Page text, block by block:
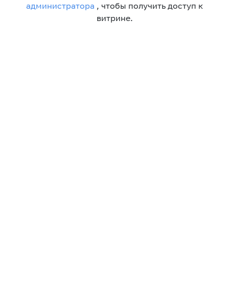
администратора , чтобы получить доступ к
витрине.